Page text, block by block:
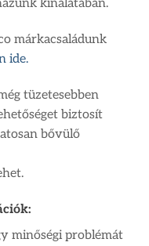
kínálatában.
márkacsaládunk
ide.
tüzetesebben
biztosít
bővülő
minőségi problémát